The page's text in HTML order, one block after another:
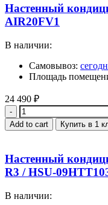
Настенный
AIR20FV1
В наличии:
Самовывоз:
Площадь
24 490 ₽
Quantity
Add to cart Купить в 1
Настенный
R3 / HSU-
В наличии: